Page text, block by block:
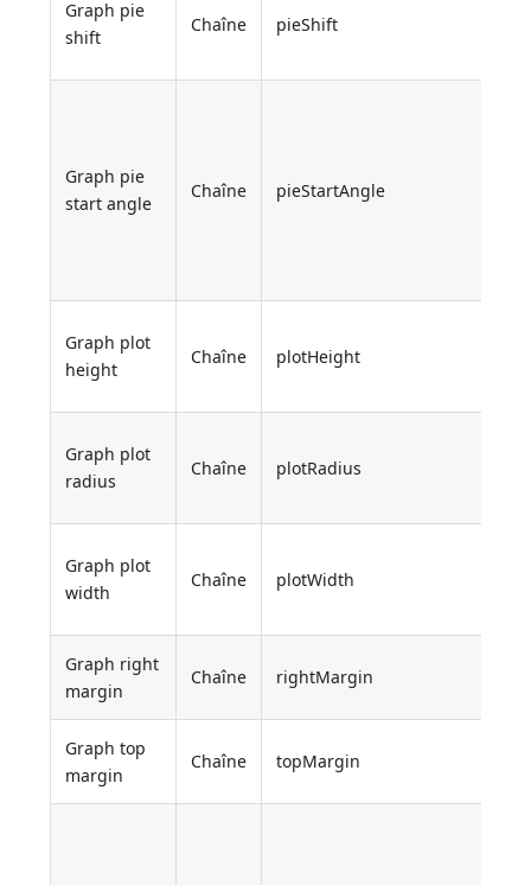
Graph pie
shift
Chaîne pieShift
Graph pie
start angle
Chaîne pieStartAngle
Graph plot
height
Chaîne plotHeight
Graph plot
radius
Chaîne plotRadius
Graph plot
width
Chaîne plotWidth
Graph right
margin
Chaîne rightMargin
Graph top
margin
Chaîne topMargin